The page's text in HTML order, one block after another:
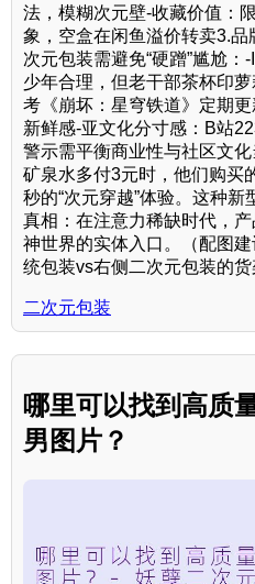
法，模糊次元壁-收藏价值：
象，空盒在闲鱼溢价转卖3.
次元包装需避免“硬蹭”尴尬
少年合理，但老干部茶杯印
考《崩坏：星穹铁道》定期
新鲜感-亚文化分寸感：B站
警示需平衡商业性与社区文
矿泉水多付3元时，他们购买
秒的“次元穿越”体验。这种
真相：在注意力稀缺时代，
神世界的实体入口。（配图
统包装vs右侧二次元包装的货
二次元包装
哪里可以找到高质
男图片？